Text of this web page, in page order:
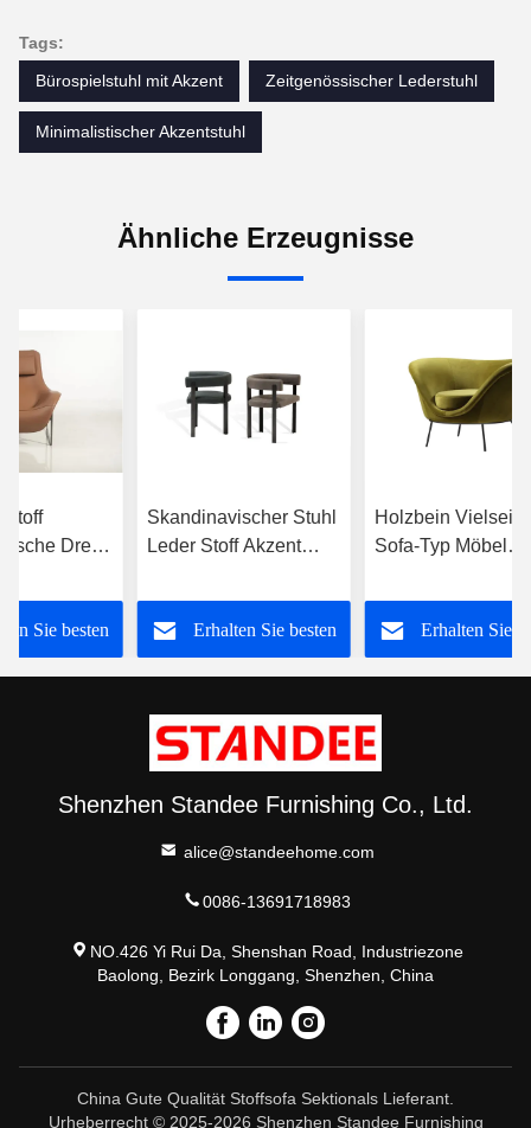
Tags:
Bürospielstuhl mit Akzent
Zeitgenössischer Lederstuhl
Minimalistischer Akzentstuhl
Ähnliche Erzeugnisse
Dreh-
oder
Sie besten
Skandinavischer Stuhl
Leder Stoff Akzent
30" X 30" X 35"
Erhalten Sie besten
Holzbein
Sofa-Typ Möbel
Akzent
Erhalten Sie
Shenzhen Standee Furnishing Co., Ltd.
alice@standeehome.com
0086-13691718983
NO.426 Yi Rui Da, Shenshan Road, Industriezone
Baolong, Bezirk Longgang, Shenzhen, China
China Gute Qualität Stoffsofa Sektionals Lieferant.
Urheberrecht © 2025-2026 Shenzhen Standee Furnishing